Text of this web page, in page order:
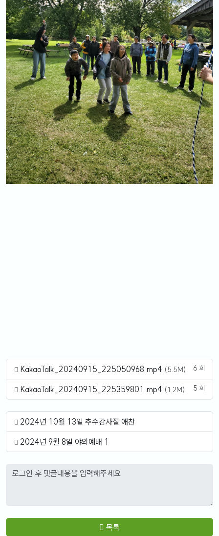
KakaoTalk_20240915_225050968.mp4 (5.5M) 6 회
KakaoTalk_20240915_225359801.mp4 (1.2M) 5 회
2024년 10월 13일 추수감사절 애찬
2024년 9월 8일 야외예배 1
목록